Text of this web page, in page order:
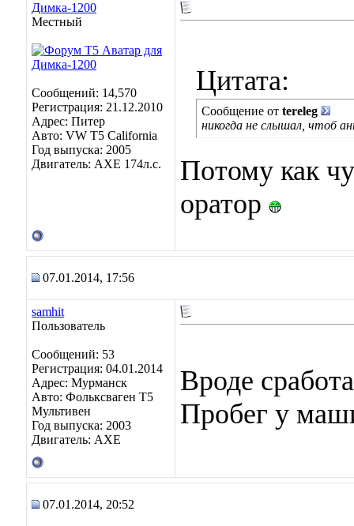
Димка-1200
Местный
Сообщений: 14,570
Регистрация: 21.12.2010
Адрес: Питер
Авто: VW T5 California
Год выпуска: 2005
Двигатель: AXE 174л.с.
Цитата:
Сообщение от tereleg
никогда не слышал, чтоб
Потому как
оратор
07.01.2014, 17:56
samhit
Пользователь
Сообщений: 53
Регистрация: 04.01.2014
Адрес: Мурманск
Авто: Фольксваген Т5
Мультивен
Год выпуска: 2003
Двигатель: АХЕ
Вроде
Пробег у
07.01.2014, 20:52